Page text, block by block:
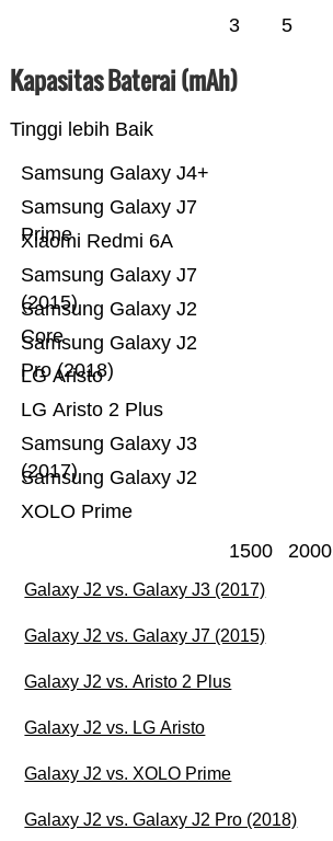
3 5
Kapasitas Baterai (mAh)
Tinggi lebih Baik
XOLO Prime
Samsung Galaxy J2
Samsung Galaxy J3
(2017)
LG Aristo 2 Plus
LG Aristo
Samsung Galaxy J2
Pro (2018)
Samsung Galaxy J2
Core
Samsung Galaxy J7
(2015)
Xiaomi Redmi 6A
Samsung Galaxy J7
Prime
Samsung Galaxy J4+
1500 2000
Galaxy J2 vs. Galaxy J3 (2017)
Galaxy J2 vs. Galaxy J7 (2015)
Galaxy J2 vs. Aristo 2 Plus
Galaxy J2 vs. LG Aristo
Galaxy J2 vs. XOLO Prime
Galaxy J2 vs. Galaxy J2 Pro (2018)